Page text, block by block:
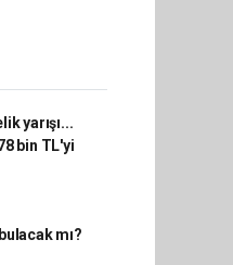
yarışı...
bin TL'yi
mı?